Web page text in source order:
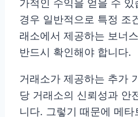
가적인 수익을 얻을 수
경우 일반적으로 특정 조
래소에서 제공하는 보너
반드시 확인해야 합니다.
거래소가 제공하는 추가
당 거래소의 신뢰성과 안
니다. 그렇기 때문에 메